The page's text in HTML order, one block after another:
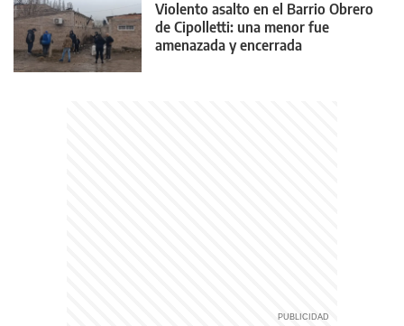
Violento asalto en el Barrio Obrero
de Cipolletti: una menor fue
amenazada y encerrada